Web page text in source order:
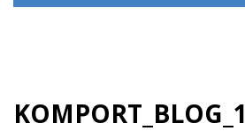
KOMPORT_BLOG_1